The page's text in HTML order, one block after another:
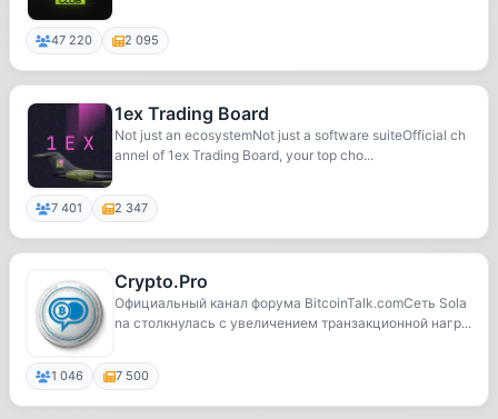
47 220 2 095
1ex Trading Board
Not just an ecosystemNot just a software suiteOfficial ch
annel of 1ex Trading Board, your top cho...
7 401 2 347
Crypto.Pro
Официальный канал форума BitcoinTalk.comСеть Sola
na столкнулась с увеличением транзакционной нагр...
1 046 7 500